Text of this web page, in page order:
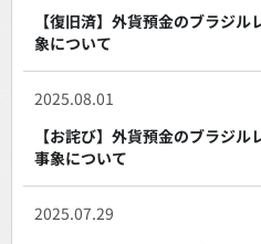
【復旧済】外貨預金のブラジ
象について
2025.08.01
【お詫び】外貨預金のブラジ
事象について
2025.07.29